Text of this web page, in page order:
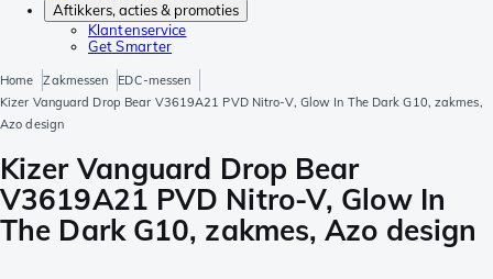
Aftikkers, acties & promoties
Klantenservice
Get Smarter
Home Zakmessen
EDC-messen
Kizer Vanguard Drop Bear V3619A21 PVD Nitro-V, Glow In The Dark G10, zakmes,
Azo design
Kizer Vanguard Drop Bear
V3619A21 PVD Nitro-V, Glow In
The Dark G10, zakmes, Azo design